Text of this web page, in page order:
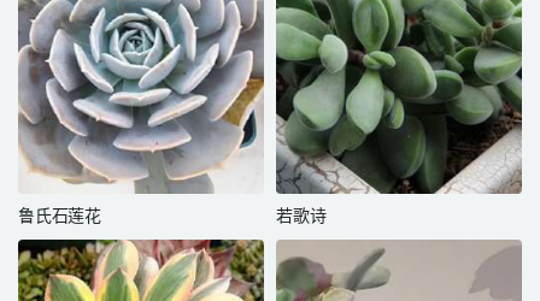
鲁氏石莲花 若歌诗